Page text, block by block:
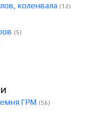
коленвала (12)
(5)
ГРМ (56)